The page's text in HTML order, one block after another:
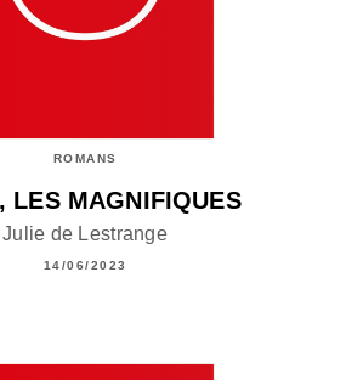
ROMANS
LES MAGNIFIQUES
Julie de Lestrange
14/06/2023